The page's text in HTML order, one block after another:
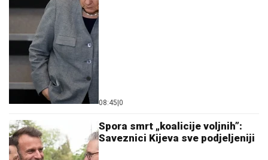
08:45 0
Spora smrt „koalicije voljnih”:
Saveznici Kijeva sve podjeljeniji